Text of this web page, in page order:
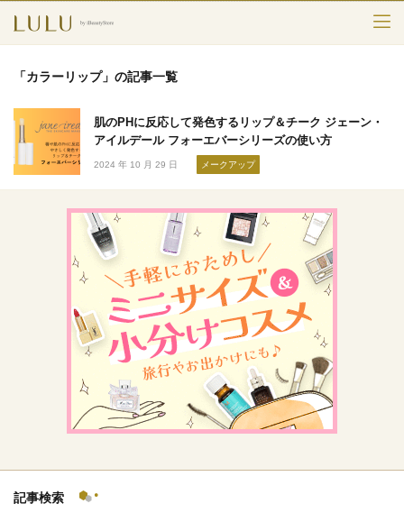
スキンケア
メークアップ
エイジングケア
フレグランス
ボディ＆ヘア
ライフスタイル
検索
「カラーリップ」の記事一覧
肌のPHに反応して発色するリップ＆チーク ジェーン・
アイルデール フォーエバーシリーズの使い方
2024 年 10 月 29 日 メークアップ
記事検索